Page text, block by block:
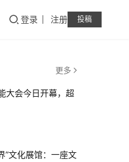
登录 注册 投稿
更多
大会今日开幕，超
”文化展馆：一座文